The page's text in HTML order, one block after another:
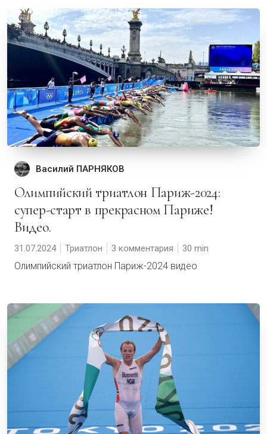
Василий ПАРНЯКОВ
Олимпийский триатлон Париж-2024:
супер-старт в прекрасном Париже!
Видео.
31.07.2024 Триатлон 3 комментария 30
Олимпийский триатлон Париж-2024 видео